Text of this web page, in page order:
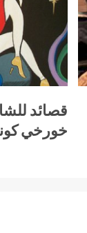
قصائد
خورخي